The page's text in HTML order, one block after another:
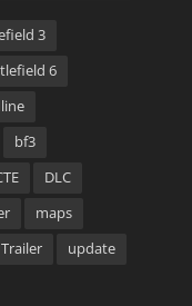
3
6
bf3
DLC
maps
Trailer
update